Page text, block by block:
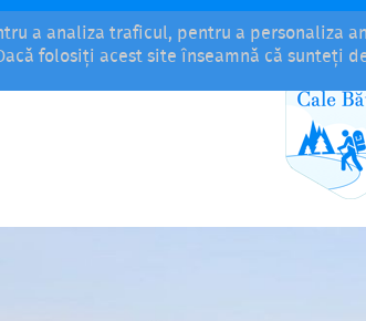
a analiza traficul, pentru a personaliza
folosiți acest site înseamnă că sunteți